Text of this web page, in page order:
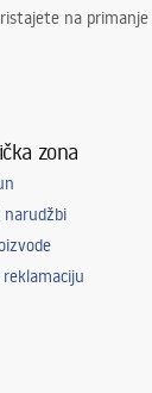
na
zona
narudžbi
reklamaciju